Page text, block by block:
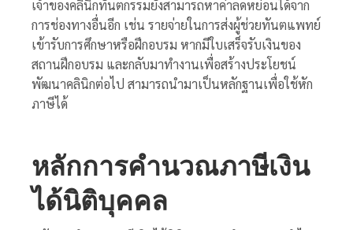
เจ้าของคลินิกทันตกรรมยังสามารถหาค่าลดหย่อนได้จาก
การช่องทางอื่นอีก เช่น รายจ่ายในการส่งผู้ช่วยทันตแพทย์
เข้ารับการศึกษาหรือฝึกอบรม หากมีใบเสร็จรับเงินของ
สถานฝึกอบรม และกลับมาทำงานเพื่อสร้างประโยชน์
พัฒนาคลินิกต่อไป สามารถนำมาเป็นหลักฐานเพื่อใช้หัก
ภาษีได้
หลักการคำนวณภาษีเงิน
ได้นิติบุคคล